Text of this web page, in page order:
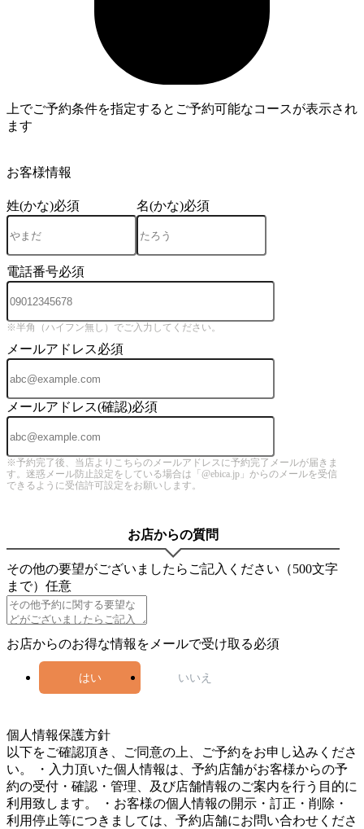
上でご予約条件を指定するとご予約可能なコースが表示され
ます
お客様情報
姓(かな)必須 名(かな)必須
電話番号必須
※半角（ハイフン無し）でご入力してください。
メールアドレス必須
メールアドレス(確認)必須
※予約完了後、当店よりこちらのメールアドレスに予約完了メールが届きま
す。迷惑メール防止設定をしている場合は「@ebica.jp」からのメールを受信
できるように受信許可設定をお願いします。
お店からの質問
その他の要望がございましたらご記入ください（500文字
まで） 任意
お店からのお得な情報をメールで受け取る必須
はい いいえ
個人情報保護方針
以下をご確認頂き、ご同意の上、ご予約をお申し込みくださ
い。 ・入力頂いた個人情報は、予約店舗がお客様からの予
約の受付・確認・管理、及び店舗情報のご案内を行う目的に
利用致します。 ・お客様の個人情報の開示・訂正・削除・
利用停止等につきましては、予約店舗にお問い合わせくださ